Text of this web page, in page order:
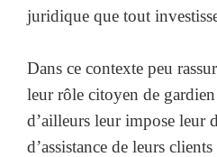
juridique que tout
Dans ce contexte peu
leur rôle citoyen de
d’ailleurs leur impose leur
d’assistance de leurs